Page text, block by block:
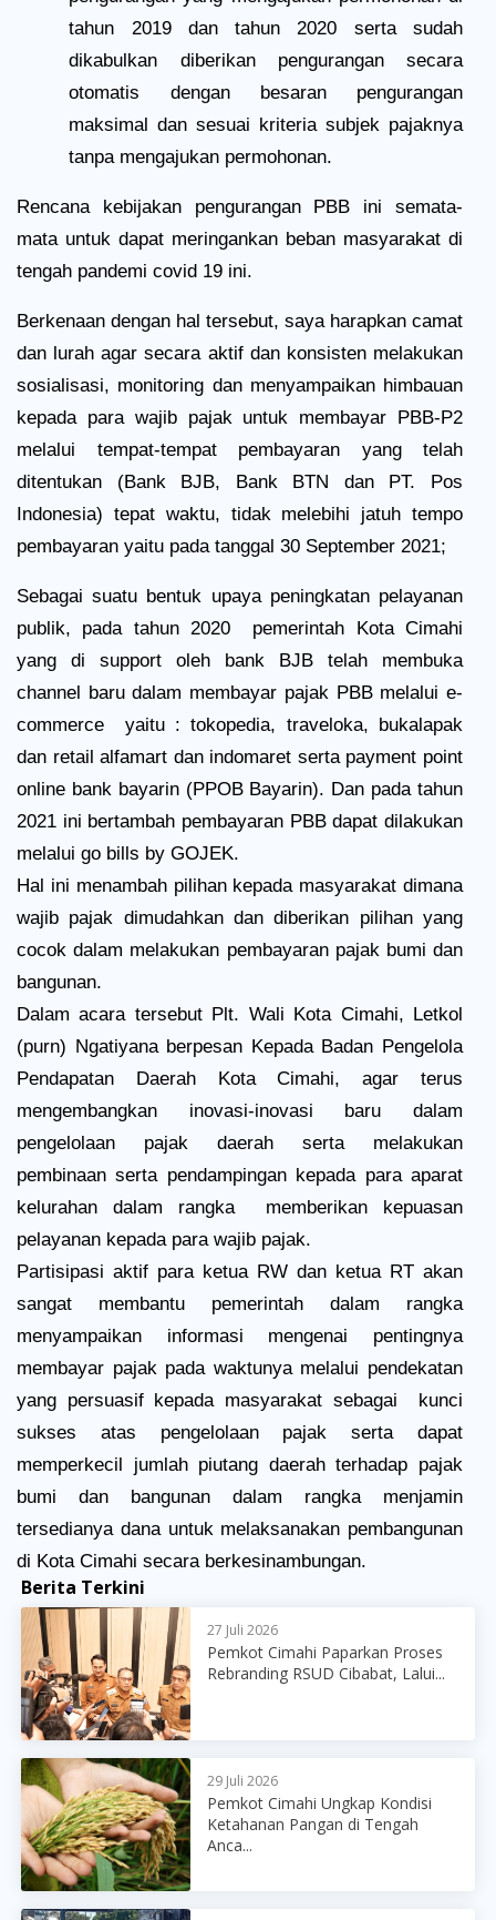
tahun 2019 dan tahun 2020 serta sudah
dikabulkan diberikan pengurangan secara
otomatis dengan besaran pengurangan
maksimal dan sesuai kriteria subjek pajaknya
tanpa mengajukan permohonan.
Rencana kebijakan pengurangan PBB ini semata-
mata untuk dapat meringankan beban masyarakat di
tengah pandemi covid 19 ini.
Berkenaan dengan hal tersebut, saya harapkan camat
dan lurah agar secara aktif dan konsisten melakukan
sosialisasi, monitoring dan menyampaikan himbauan
kepada para wajib pajak untuk membayar PBB-P2
melalui tempat-tempat pembayaran yang telah
ditentukan (Bank BJB, Bank BTN dan PT. Pos
Indonesia) tepat waktu, tidak melebihi jatuh tempo
pembayaran yaitu pada tanggal 30 September 2021;
Sebagai suatu bentuk upaya peningkatan pelayanan
publik, pada tahun 2020
pemerintah Kota Cimahi
yang di support oleh bank BJB telah membuka
channel baru dalam membayar pajak PBB melalui e-
commerce
yaitu : tokopedia, traveloka, bukalapak
dan retail alfamart dan indomaret serta payment point
online bank bayarin (PPOB Bayarin). Dan pada tahun
2021 ini bertambah pembayaran PBB dapat dilakukan
melalui go bills by GOJEK.
Hal ini menambah pilihan kepada masyarakat dimana
wajib pajak dimudahkan dan diberikan pilihan yang
cocok dalam melakukan pembayaran pajak bumi dan
bangunan.
Dalam acara tersebut Plt. Wali Kota Cimahi, Letkol
(purn) Ngatiyana berpesan Kepada Badan Pengelola
Pendapatan Daerah Kota Cimahi, agar terus
mengembangkan inovasi-inovasi baru dalam
pengelolaan pajak daerah serta melakukan
pembinaan serta pendampingan kepada para aparat
kelurahan dalam rangka
memberikan kepuasan
pelayanan kepada para wajib pajak.
Partisipasi aktif para ketua RW dan ketua RT akan
sangat membantu pemerintah dalam rangka
menyampaikan informasi mengenai pentingnya
membayar pajak pada waktunya melalui pendekatan
yang persuasif kepada masyarakat sebagai
kunci
sukses atas pengelolaan pajak serta dapat
memperkecil jumlah piutang daerah terhadap pajak
bumi dan bangunan dalam rangka menjamin
tersedianya dana untuk melaksanakan pembangunan
di Kota Cimahi secara berkesinambungan.
Berita Terkini
27 Juli 2026
Pemkot Cimahi Paparkan Proses
Rebranding RSUD Cibabat, Lalui...
29 Juli 2026
Pemkot Cimahi Ungkap Kondisi
Ketahanan Pangan di Tengah
Anca...